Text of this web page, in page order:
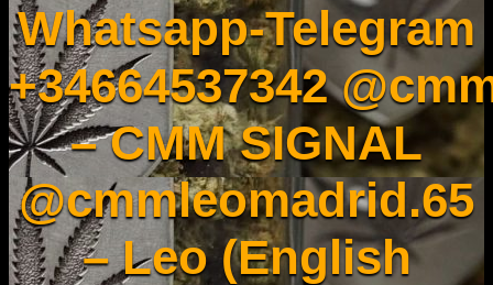
Whatsapp-Telegram
+34664537342
– CMM SIGNAL
@cmmleomadrid.65
– Leo (English